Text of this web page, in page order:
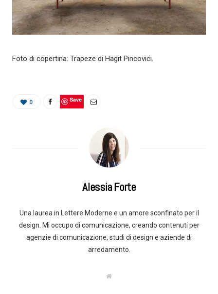
Foto di copertina: Trapeze di Hagit Pincovici.
0 Save
Alessia Forte
Una laurea in Lettere Moderne e un amore sconfinato per il
design. Mi occupo di comunicazione, creando contenuti per
agenzie di comunicazione, studi di design e aziende di
arredamento.
W